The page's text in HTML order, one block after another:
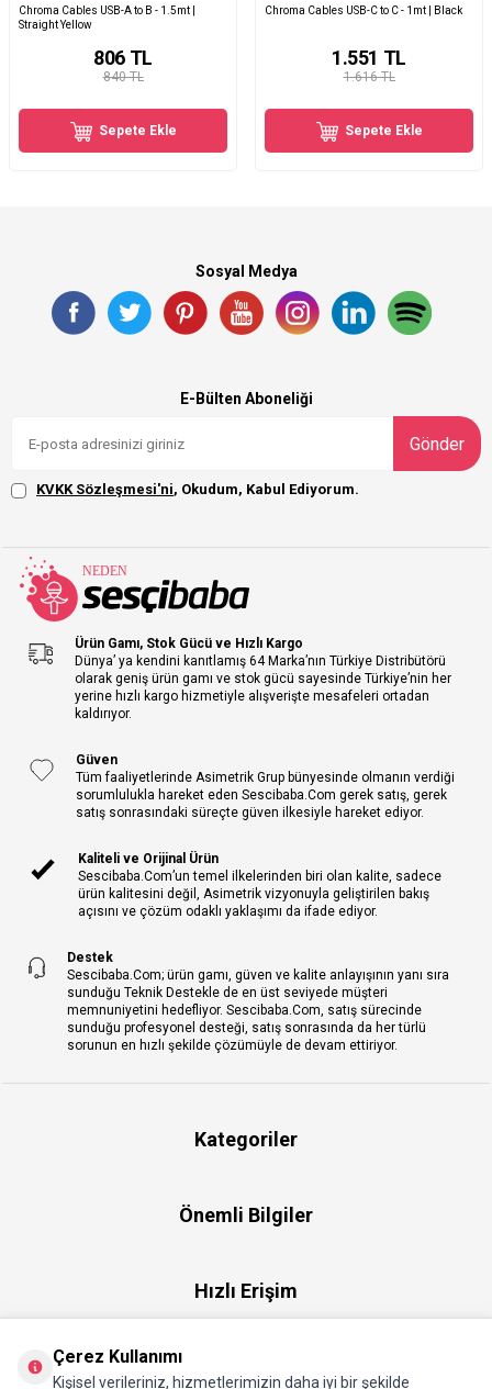
Chroma Cables USB-A to B - 1.5mt |
Straight Yellow
840 TL
806 TL
Sepete Ekle
Chroma Cables USB-C to C - 1mt | Black
1.616 TL
1.551 TL
Sepete Ekle
Sosyal Medya
E-Bülten Aboneliği
Gönder
KVKK Sözleşmesi'ni, Okudum, Kabul Ediyorum.
Ürün Gamı, Stok Gücü ve Hızlı Kargo
Dünya’ ya kendini kanıtlamış 64 Marka’nın Türkiye Distribütörü
olarak geniş ürün gamı ve stok gücü sayesinde Türkiye’nin her
yerine hızlı kargo hizmetiyle alışverişte mesafeleri ortadan
kaldırıyor.
Güven
Tüm faaliyetlerinde Asimetrik Grup bünyesinde olmanın verdiği
sorumlulukla hareket eden Sescibaba.Com gerek satış, gerek
satış sonrasındaki süreçte güven ilkesiyle hareket ediyor.
Kaliteli ve Orijinal Ürün
Sescibaba.Com’un temel ilkelerinden biri olan kalite, sadece
ürün kalitesini değil, Asimetrik vizyonuyla geliştirilen bakış
açısını ve çözüm odaklı yaklaşımı da ifade ediyor.
Destek
Sescibaba.Com; ürün gamı, güven ve kalite anlayışının yanı sıra
sunduğu Teknik Destekle de en üst seviyede müşteri
memnuniyetini hedefliyor. Sescibaba.Com, satış sürecinde
sunduğu profesyonel desteği, satış sonrasında da her türlü
sorunun en hızlı şekilde çözümüyle de devam ettiriyor.
Kategoriler
Önemli Bilgiler
Hızlı Erişim
Çerez Kullanımı
Kişisel verileriniz, hizmetlerimizin daha iyi bir şekilde